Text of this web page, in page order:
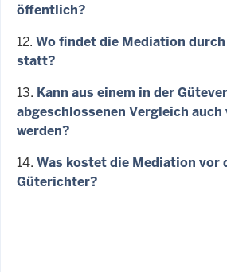
öffentlich?
12. Wo findet die Mediation
statt?
13. Kann aus einem in der
abgeschlossenen Vergleich
werden?
14. Was kostet die Mediation vor
Güterichter?